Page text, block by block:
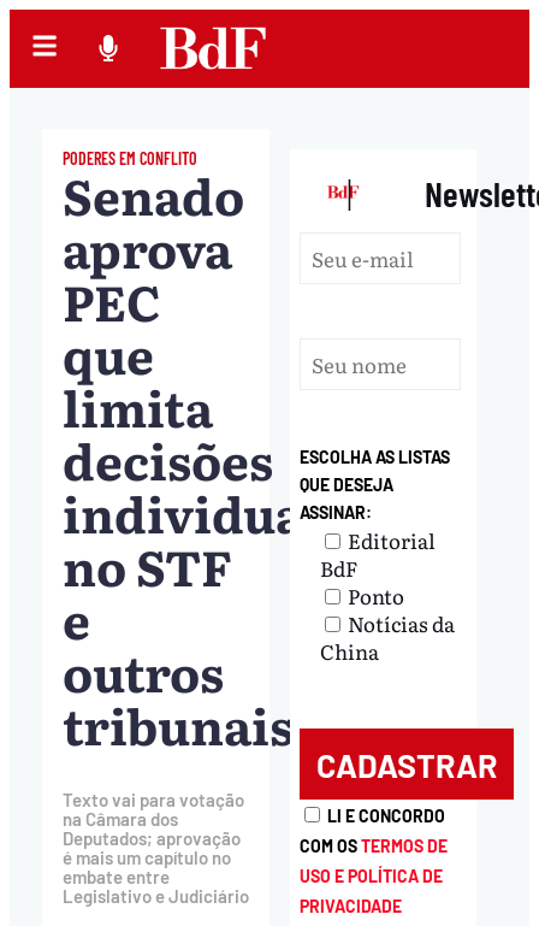
PODERES EM CONFLITO
Senado
aprova
PEC
que
limita
decisões
individuais
no STF
e
outros
tribunais
Texto vai para votação
na Câmara dos
Deputados; aprovação
é mais um capítulo no
embate entre
Legislativo e Judiciário
|
ESCOLHA AS LISTAS
QUE DESEJA
ASSINAR:
Editorial
BdF
Ponto
Notícias da
China
LI E CONCORDO
COM OSTERMOS DE
USO E POLÍTICA DE
PRIVACIDADE